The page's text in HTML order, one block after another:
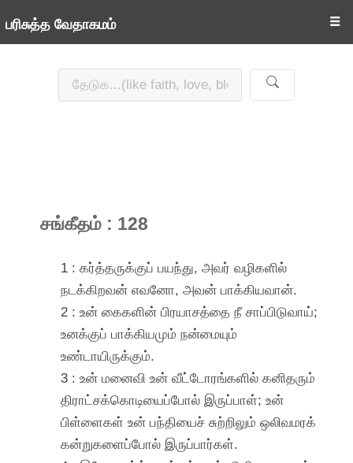
பரிசுத்த வேதாகமம் ☰
சங்கீதம் : 128
1 : கர்த்தருக்குப் பயந்து, அவர் வழிகளில்
நடக்கிறவன் எவனோ, அவன் பாக்கியவான்.
2 : உன் கைகளின் பிரயாசத்தை நீ சாப்பிடுவாய்;
உனக்குப் பாக்கியமும் நன்மையும்
உண்டாயிருக்கும்.
3 : உன் மனைவி உன் வீட்டோரங்களில் கனிதரும்
திராட்சக்கொடியைப்போல் இருப்பாள்; உன்
பிள்ளைகள் உன் பந்தியைச் சுற்றிலும் ஒலிவமரக்
கன்றுகளைப்போல் இருப்பார்கள்.